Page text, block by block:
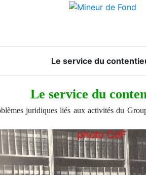
Le service du
Le service du
juridiques liés aux activités du